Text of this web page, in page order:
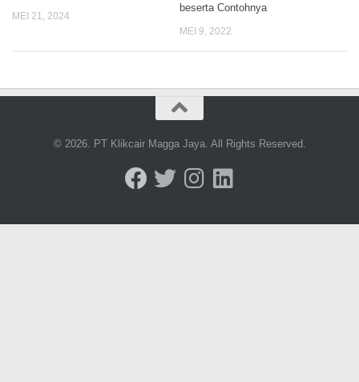
MEI 21, 2024
beserta Contohnya
MEI 9, 2022
© 2026. PT Klikcair Magga Jaya. All Rights Reserved.